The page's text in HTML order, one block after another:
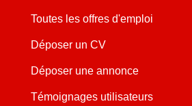
Toutes les offres d'emploi
Déposer un CV
Déposer une annonce
Témoignages utilisateurs